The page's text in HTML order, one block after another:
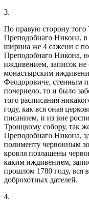
3.
По правую сторону того
Преподобнаго Никона,
ширина же 4 сажени с
Преподобнаго Никона,
иждивением, записок не
монастырским
Феодоровиче, стенным
почернело, то и было
того расписания
году, как вся оная
писанием, и из вне
Троицкому собору, так
Преподобнаго Никона,
полименту червонным
кровля позлащены
каким иждивением,
прошлом 1780 году, вся
доброхотных дателей.
4.